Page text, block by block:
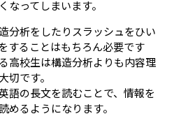
なってしまいます。
分析をしたりスラッシュをひい
することはもちろん必要です
高校生は構造分析よりも内容理
切です。
語の長文を読むことで、情報を
めるようになります。